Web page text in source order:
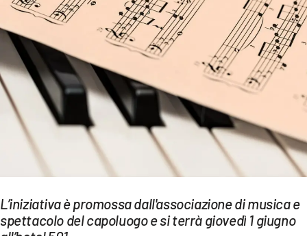
SOCIETÀ
CULTURA
ECONOMIA E LAVORO
EVENTI
SPORT
LAC NETWORK
L’iniziativa è promossa dall'associazione di musica e
spettacolo del capoluogo e si terrà giovedì 1 giugno